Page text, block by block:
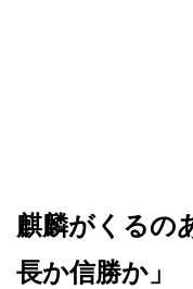
麒麟がくるの
長か信勝か」